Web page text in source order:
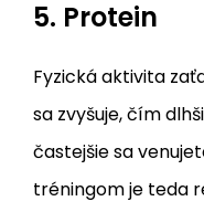
5. Protein
Fyzická aktivita
sa zvyšuje, čím
častejšie sa
tréningom je teda